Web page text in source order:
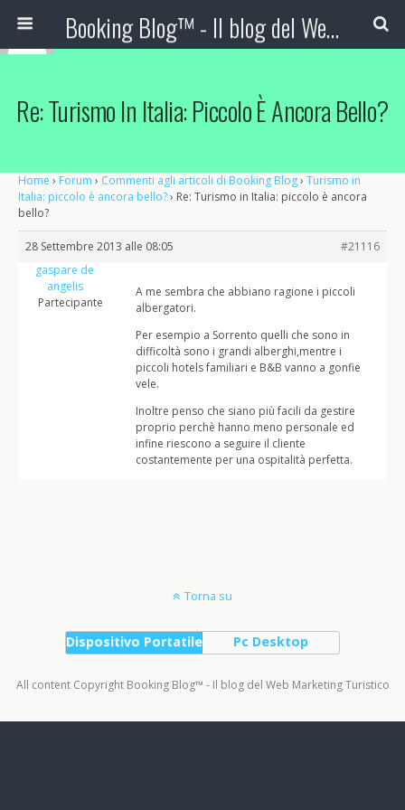
Booking Blog™ - Il blog del Web Marketing Turistico
Re: Turismo In Italia: Piccolo È Ancora Bello?
Home › Forum › Commenti agli articoli di Booking Blog› Turismo in
Italia: piccolo è ancora bello?› Re: Turismo in Italia: piccolo è ancora
bello?
28 Settembre 2013 alle 08:05
#21116
gaspare de
angelis
Partecipante
A me sembra che abbiano ragione i piccoli
albergatori.
Per esempio a Sorrento quelli che sono in
difficoltà sono i grandi alberghi,mentre i
piccoli hotels familiari e B&B vanno a gonfie
vele.
Inoltre penso che siano più facili da gestire
proprio perchè hanno meno personale ed
infine riescono a seguire il cliente
costantemente per una ospitalità perfetta.
Torna su
Dispositivo Portatile Pc Desktop
All content Copyright Booking Blog™ - Il blog del Web Marketing Turistico